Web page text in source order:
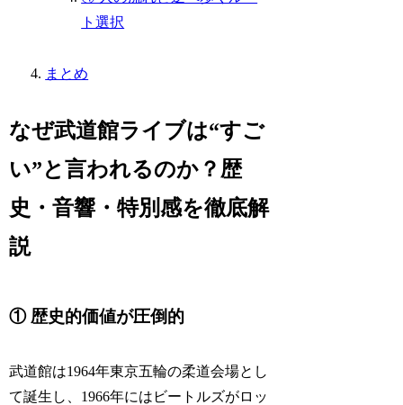
ト選択
まとめ
なぜ武道館ライブは“すご
い”と言われるのか？歴
史・音響・特別感を徹底解
説
① 歴史的価値が圧倒的
武道館は1964年東京五輪の柔道会場とし
て誕生し、1966年にはビートルズがロッ